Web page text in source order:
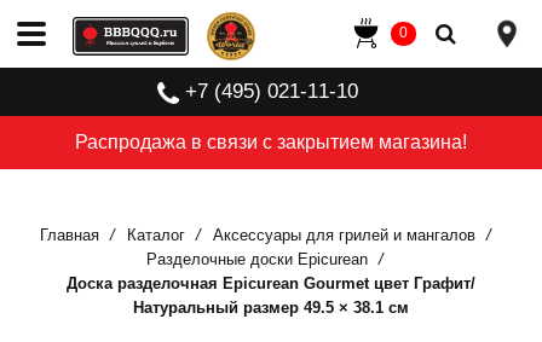
Распродажа в связи с закрытием магазина!
+7 (495) 021-11-10
0
Главная Каталог
Аксессуары для грилей и мангалов
Разделочные доски Epicurean
Доска разделочная Epicurean Gourmet цвет Графит/
Натуральный размер 49.5 × 38.1 см